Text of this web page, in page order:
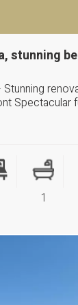
stunning
Stunning
Spectacular
1